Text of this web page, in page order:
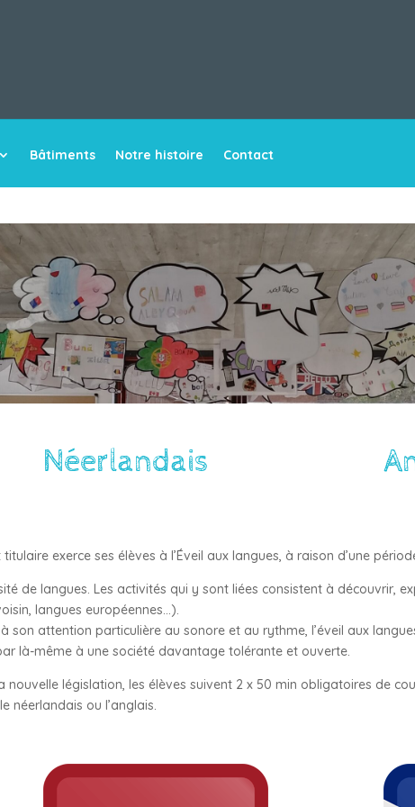
Bâtiments Notre histoire Contact
Néerlandais
exerce ses élèves à l’Éveil aux langues, à raison d’une
de langues. Les activités qui y sont liées consistent à découvrir,
langues européennes…).
son attention particulière au sonore et au rythme, l’éveil aux
là-même à une société davantage tolérante et ouverte.
législation, les élèves suivent 2 x 50 min obligatoires de
néerlandais ou l’anglais.